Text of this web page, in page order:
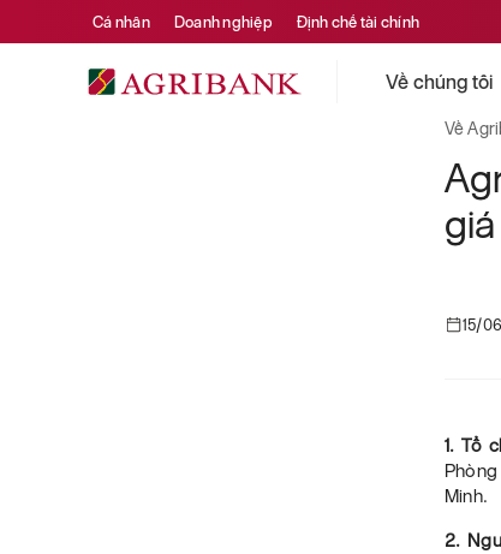
Cá nhân Doanh nghiệp Định chế tài chính
Về chúng tôi
Về
15/
1. Tổ
Minh.
2.